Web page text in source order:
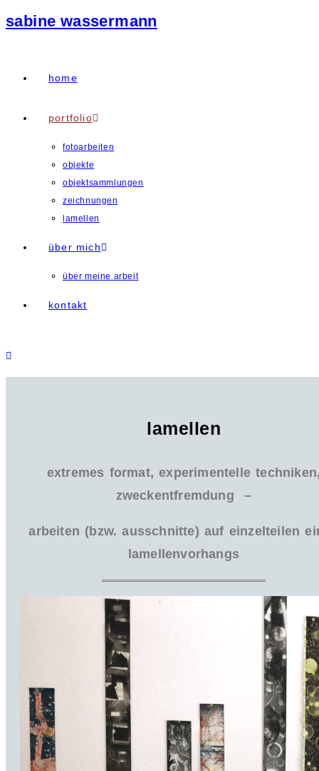
sabine wassermann
home
portfolio
fotoarbeiten
objekte
objektsammlungen
zeichnungen
lamellen
über mich
über meine arbeit
kontakt
lamellen
extremes format, experimentelle
zweckentfremdung –
arbeiten (bzw. ausschnitte) auf einzelteilen
lamellenvorhangs